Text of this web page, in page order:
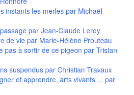
instants les merles par Michaël
par Jean-Claude Leroy
de vie par Marie-Hélène Prouteau
pas à sortir de ce pigeon par Tristan
suspendus par Christian Travaux
et apprendre, arts vivants ... par